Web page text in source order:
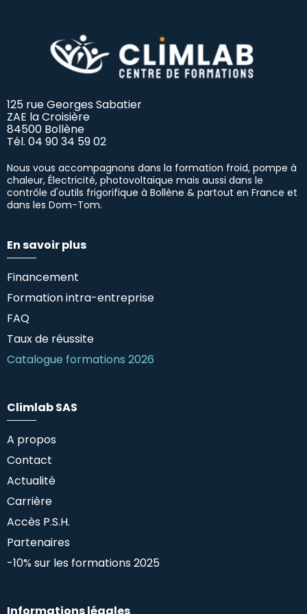
125 rue Georges Sabatier
ZAE la Croisière
84500 Bollène
Tél. 04 90 34 59 02
Nous vous accompagnons dans la formation froid, pompe à
chaleur, Électricité, photovoltaïque mais aussi dans le
contrôle d'outils frigorifique à Bollène & partout en France et
dans les Dom-Tom.
En savoir plus
Financement
Formation intra-entreprise
FAQ
Taux de réussite
Catalogue formations 2026
Climlab SAS
A propos
Contact
Actualité
Carrière
Accès P.S.H.
Partenaires
-10% sur les formations 2025